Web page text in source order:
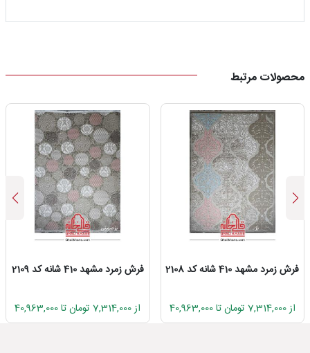
محصولات مرتبط
فرش زمرد مشهد 410 شانه کد 2108
از 7,314,000 تومان تا 40,963,000
فرش زمرد مشهد 410 شانه کد 2109
از 7,314,000 تومان تا 40,963,000